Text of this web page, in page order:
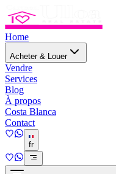
Home
Acheter & Louer
Vendre
Services
Blog
À propos
Costa Blanca
Contact
fr